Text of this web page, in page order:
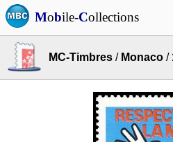
Mobile-Collections
MC-Timbres / Monaco /